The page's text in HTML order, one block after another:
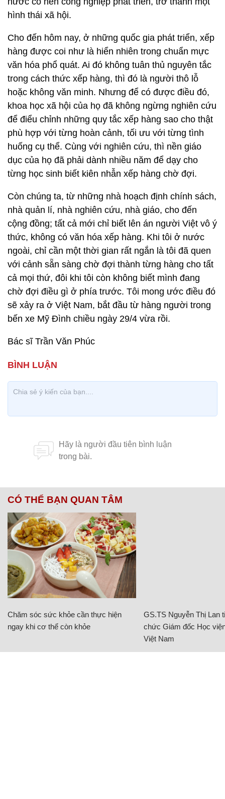
hình thái xã hội.
Cho đến hôm nay, ở những quốc gia phát triển, xếp
hàng được coi như là hiển nhiên trong chuẩn mực
văn hóa phổ quát. Ai đó không tuân thủ nguyên tắc
trong cách thức xếp hàng, thì đó là người thô lỗ
hoặc không văn minh. Nhưng để có được điều đó,
khoa học xã hội của họ đã không ngừng nghiên cứu
để điểu chỉnh những quy tắc xếp hàng sao cho thật
phù hợp với từng hoàn cảnh, tối ưu với từng tình
huống cụ thể. Cùng với nghiên cứu, thì nền giáo
dục của họ đã phải dành nhiều năm để dạy cho
từng học sinh biết kiên nhẫn xếp hàng chờ đợi.
Còn chúng ta, từ những nhà hoạch định chính sách,
nhà quản lí, nhà nghiên cứu, nhà giáo, cho đến
cộng đồng; tất cả mới chỉ biết lên án người Việt vô ý
thức, không có văn hóa xếp hàng. Khi tôi ở nước
ngoài, chỉ cần một thời gian rất ngắn là tôi đã quen
với cảnh sẵn sàng chờ đợi thành từng hàng cho tất
cả mọi thứ, đôi khi tôi còn không biết mình đang
chờ đợi điều gì ở phía trước. Tôi mong ước điều đó
sẽ xảy ra ở Việt Nam, bắt đầu từ hàng người trong
bến xe Mỹ Đình chiều ngày 29/4 vừa rồi.
Bác sĩ Trần Văn Phúc
CÓ THỂ BẠN QUAN TÂM
Chăm sóc sức khỏe cần thực hiện
ngay khi cơ thể còn khỏe
GS.TS Nguyễn Thị Lan
chức Giám đốc Học
Việt Nam